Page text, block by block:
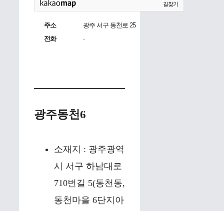
길찾기
주소
광주 서구 동천로 25
전화
-
광주동천6
소재지 : 광주광역
시 서구 하남대로
710번길 5(동천동,
동천마을 6단지아